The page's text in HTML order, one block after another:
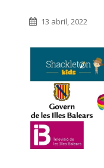
13 abril, 2022